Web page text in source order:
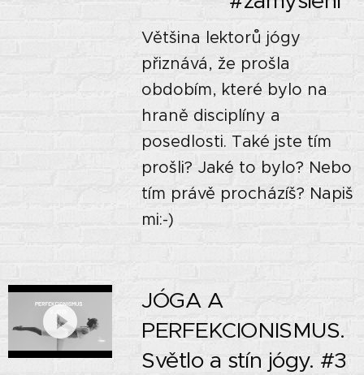
Většina lektorů jógy
přiznává, že prošla
obdobím, které bylo na
hraně disciplíny a
posedlosti. Také jste tím
prošli? Jaké to bylo? Nebo
tím právě procházíš? Napiš
mi:-)
JÓGA A
PERFEKCIONISMUS.
Světlo a stín jógy. #3